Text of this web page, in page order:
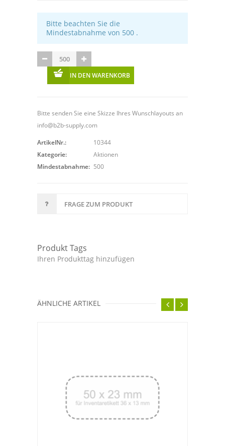
Bitte beachten Sie die
Mindestabnahme von 500 .
IN DEN WARENKORB
Bitte senden Sie eine Skizze Ihres Wunschlayouts an
info@b2b-supply.com
ArtikelNr.:
10344
Kategorie:
Aktionen
Mindestabnahme: 500
FRAGE ZUM PRODUKT
Produkt Tags
Ihren Produkttag hinzufügen
ÄHNLICHE ARTIKEL